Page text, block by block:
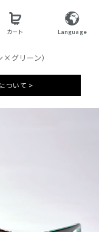
カート Language
グリーン）
ついて >